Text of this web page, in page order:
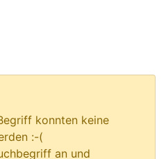
konnten keine
:-(
an und